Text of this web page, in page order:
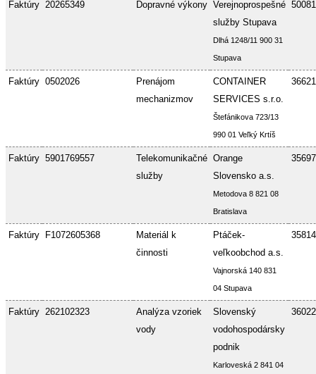
Faktúry 20265349 Dopravné výkony Verejnoprospešné
služby Stupava
Dlhá 1248/11 900 31
Stupava
Faktúry 0502026
Prenájom
mechanizmov
CONTAINER
SERVICES s.r.o.
Štefánikova 723/13
990 01 Veľký Krtíš
Faktúry 5901769557
Telekomunikačné
služby
Orange
Slovensko a.s.
Metodova 8 821 08
Bratislava
Faktúry F1072605368
Materiál k
činnosti
Ptáček-
veľkoobchod a.s.
Vajnorská 140 831
04 Stupava
Faktúry 262102323
Analýza vzoriek
vody
Slovenský
vodohospodársky
podnik
Karloveská 2 841 04